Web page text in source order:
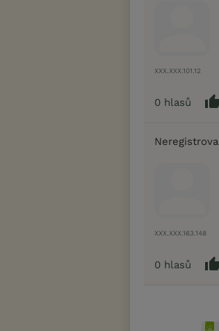
XXX.XXX.101.12
0 hlasů
XXX.XXX.163.148
0 hlasů